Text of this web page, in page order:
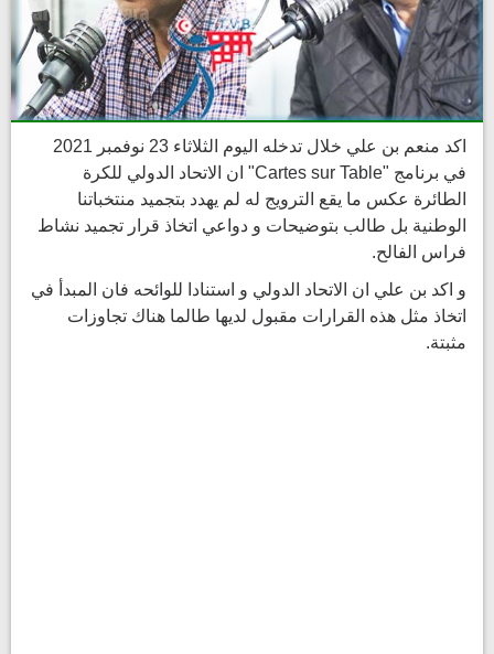
اكد منعم بن علي خلال تدخله اليوم الثلاثاء 23 نوفمبر 2021
في برنامج "Cartes sur Table" ان الاتحاد الدولي للكرة
الطائرة عكس ما يقع الترويج له لم يهدد بتجميد منتخباتنا
الوطنية بل طالب بتوضيحات و دواعي اتخاذ قرار تجميد نشاط
فراس الفالح.
و اكد بن علي ان الاتحاد الدولي و استنادا للوائحه فان المبدأ في
اتخاذ مثل هذه القرارات مقبول لديها طالما هناك تجاوزات
مثبتة.